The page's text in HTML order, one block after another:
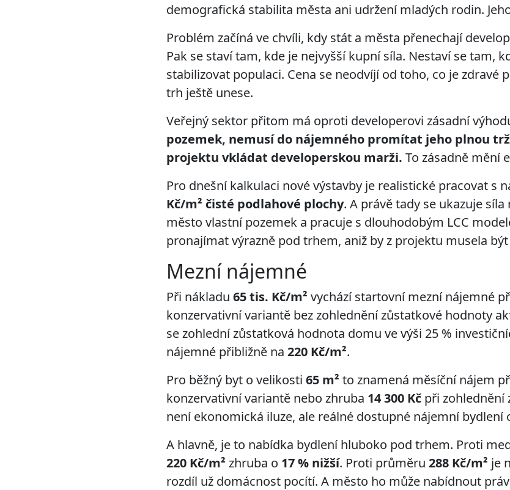
demografická stabilita města ani udržení mladých rodin.
Problém začíná ve chvíli, kdy stát a města přenechají
Pak se staví tam, kde je nejvyšší kupní síla. Nestaví se tam,
stabilizovat populaci. Cena se neodvíjí od toho, co je zdravé
trh ještě unese.
Veřejný sektor přitom má oproti developerovi zásadní
pozemek, nemusí do nájemného promítat jeho plnou
projektu vkládat developerskou marži. To zásadně mění
Pro dnešní kalkulaci nové výstavby je realistické pracovat s
Kč/m² čisté podlahové plochy. A právě tady se ukazuje
město vlastní pozemek a pracuje s dlouhodobým LCC
pronajímat výrazně pod trhem, aniž by z projektu musela
Mezní nájemné
Při nákladu 65 tis. Kč/m² vychází startovní mezní nájemné
konzervativní variantě bez zohlednění zůstatkové hodnoty
se zohlední zůstatková hodnota domu ve výši 25 %
nájemné přibližně na 220 Kč/m².
Pro běžný byt o velikosti 65 m² to znamená měsíční nájem
konzervativní variantě nebo zhruba 14 300 Kč při zohlednění
není ekonomická iluze, ale reálné dostupné nájemní
A hlavně, je to nabídka bydlení hluboko pod trhem. Proti
220 Kč/m² zhruba o 17 % nižší. Proti průměru 288 Kč/m² je
rozdíl už domácnost pocítí. A město ho může nabídnout